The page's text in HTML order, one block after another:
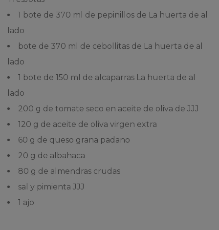
1 bote de 370 ml de pepinillos de La huerta de al
lado
bote de 370 ml de cebollitas de La huerta de al
lado
1 bote de 150 ml de alcaparras La huerta de al
lado
200 g de tomate seco en aceite de oliva de JJJ
120 g de aceite de oliva virgen extra
60 g de queso grana padano
20 g de albahaca
80 g de almendras crudas
sal y pimienta JJJ
1 ajo